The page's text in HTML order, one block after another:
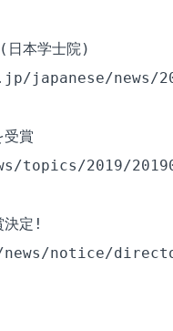
日本学士院)
news/
賞
2019/
決定!
notice/director-